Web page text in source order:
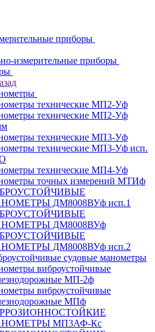
приборы
измерительные приборы
технические МП2-Уф
технические МП2-Уф
технические МП3-Уф
технические МП3-Уф исп.
технические МП4-Уф
точных измерений МТИф
ДМ8008ВУф исп.1
ДМ8008ВУф
ДМ8008ВУф исп.2
судовые манометры
виброустойчивые
МП-2ф
виброустойчивые
МПф
МП3АФ-Кс